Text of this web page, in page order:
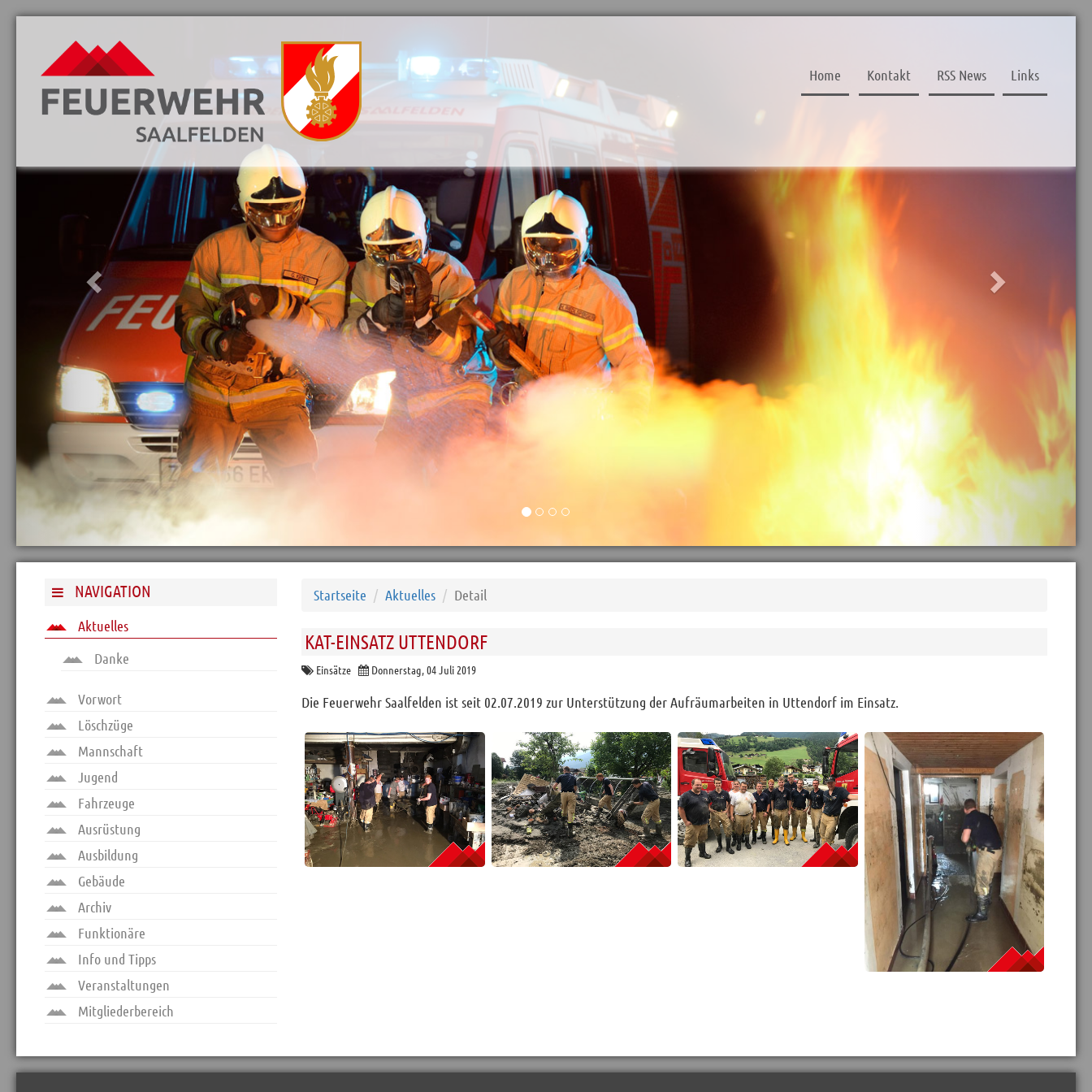
Aktuelles
Vorwort
Mannschaft
Jugend
Fahrzeuge
Ausrüstung
Ausbildung
Gebäude
Archiv
Funktionäre
Veranstaltungen
Mitgliederbereich
Kontakt
Sitemap
RSS News
Links
Datenschutz
Links
RSS News
Kontakt
Home
NAVIGATION
Aktuelles
Danke
Vorwort
Löschzüge
Mannschaft
Jugend
Fahrzeuge
Ausrüstung
Ausbildung
Gebäude
Archiv
Funktionäre
Info und Tipps
Veranstaltungen
Mitgliederbereich
Startseite Aktuelles Detail
KAT-EINSATZ UTTENDORF
Einsätze Donnerstag, 04 Juli 2019
Die Feuerwehr Saalfelden ist seit 02.07.2019 zur Unterstützung der Aufräumarbeiten in Uttendorf im Einsatz.